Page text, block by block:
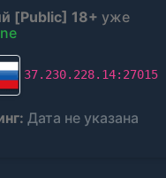
[Public] 18+ уже
37.230.228.14:27015
Дата не указана